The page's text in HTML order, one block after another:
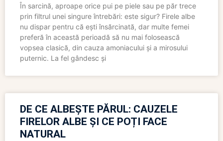
În sarcină, aproape orice pui pe piele sau pe păr trece
prin filtrul unei singure întrebări: este sigur? Firele albe
nu dispar pentru că ești însărcinată, dar multe femei
preferă în această perioadă să nu mai folosească
vopsea clasică, din cauza amoniacului și a mirosului
puternic. La fel gândesc și
DE CE ALBEȘTE PĂRUL: CAUZELE
FIRELOR ALBE ȘI CE POȚI FACE
NATURAL